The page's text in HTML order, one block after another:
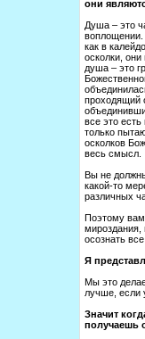
они
Душа – это
воплощении.
как в
осколки,
душа – это
проходящий
все это есть
только
осколков
весь смысл.
Вы не
какой-то
различных
Поэтому вам
мироздания,
осознать
Я
Мы это
лучше, если
Значит
получаешь